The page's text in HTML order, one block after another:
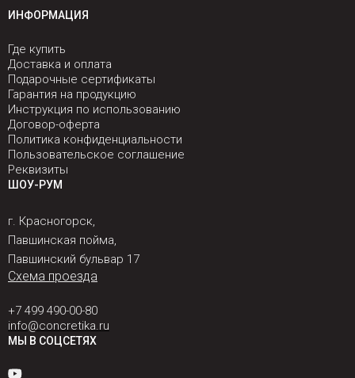
ИНФОРМАЦИЯ
Где купить
Доставка и оплата
Подарочные сертификаты
Гарантия на продукцию
Инструкция по использованию
Договор-оферта
Политика конфиденциальности
Пользовательское соглашение
Реквизиты
ШОУ-РУМ
г. Красногорск,
Павшинская пойма,
Павшинский бульвар 17
Схема проезда
+7 499 490-00-80
info@concretika.ru
МЫ В СОЦСЕТЯХ